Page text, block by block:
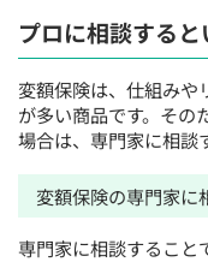
プロに相談する
変額保険は、仕組みや
が多い商品です。その
場合は、専門家に相談
変額保険の専門家に
専門家に相談すること